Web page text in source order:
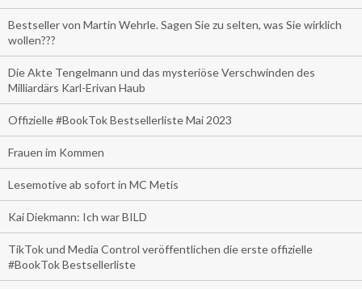
Bestseller von Martin Wehrle. Sagen Sie zu selten, was Sie wirklich
wollen???
Die Akte Tengelmann und das mysteriöse Verschwinden des
Milliardärs Karl-Erivan Haub
Offizielle #BookTok Bestsellerliste Mai 2023
Frauen im Kommen
Lesemotive ab sofort in MC Metis
Kai Diekmann: Ich war BILD
TikTok und Media Control veröffentlichen die erste offizielle
#BookTok Bestsellerliste